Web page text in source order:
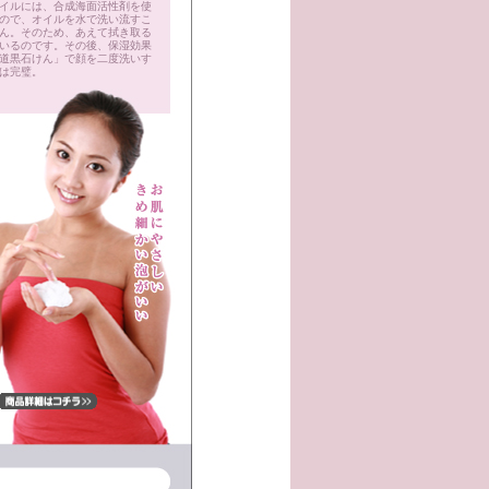
ルには、合成海面活性剤を使
で、オイルを水で洗い流すこ
。そのため、あえて拭き取る
るのです。その後、保湿効果
黒石けん」で顔を二度洗いす
完璧。